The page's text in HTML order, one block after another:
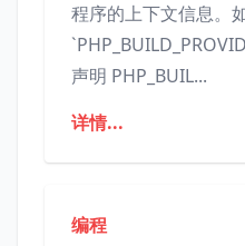
程序的上下文信息。
声明 PHP_BUIL...
详情...
编程